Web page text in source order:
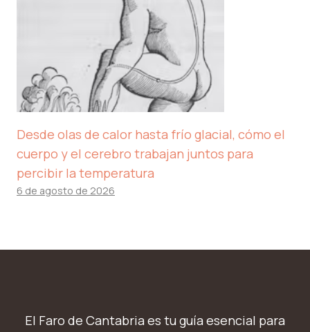
Desde olas de calor hasta frío glacial, cómo el
cuerpo y el cerebro trabajan juntos para
percibir la temperatura
6 de agosto de 2026
El Faro de Cantabria es tu guía esencial para